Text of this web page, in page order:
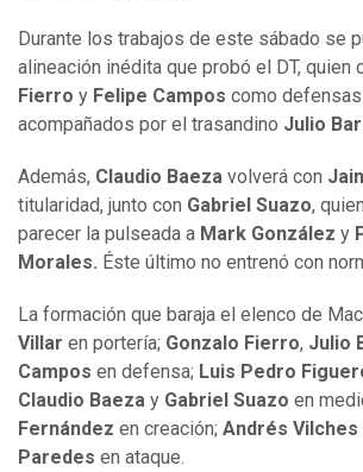
Durante los trabajos de este sábado se
alineación inédita que probó el DT, quien
Fierro y Felipe Campos como
acompañados por el trasandino Julio
Además, Claudio Baeza volverá con
titularidad, junto con Gabriel Suazo,
parecer la pulseada a Mark González y
Morales. Éste último no entrenó con
La formación que baraja el elenco de
Villar en portería; Gonzalo Fierro, Julio
Campos en defensa; Luis Pedro
Claudio Baeza y Gabriel Suazo en
Fernández en creación; Andrés Vilches
Paredes en ataque.